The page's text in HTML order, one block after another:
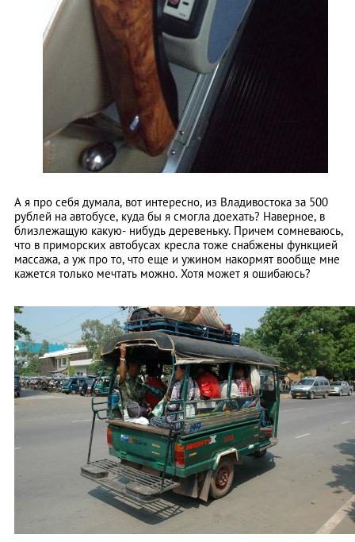
А я про себя думала, вот интересно, из Владивостока за 500
рублей на автобусе, куда бы я смогла доехать? Наверное, в
близлежащую какую- нибудь деревеньку. Причем сомневаюсь,
что в приморских автобусах кресла тоже снабжены функцией
массажа, а уж про то, что еще и ужином накормят вообще мне
кажется только мечтать можно. Хотя может я ошибаюсь?